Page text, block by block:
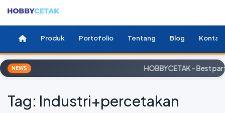
Produk Portofolio Tentang Blog Kontak
NEWS HOBBYCETAK - Best
Tag: Industri+percetakan